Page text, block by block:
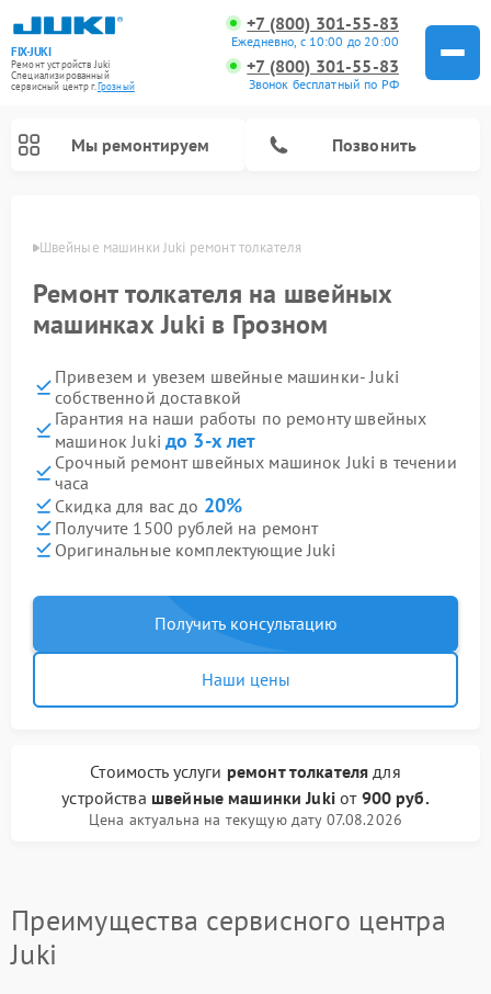
FIX-JUKI
Ремонт устройств Juki
Специализированный
cервисный центр г.Грозный
+7 (800) 301-55-83
Ежедневно, с 10:00 до 20:00
+7 (800) 301-55-83
Звонок бесплатный по РФ
Мы ремонтируем Позвонить
Швейные машинки Juki ремонт толкателя
Ремонт толкателя на швейных
машинках Juki в Грозном
Привезем и увезем швейные машинки- Juki
собственной доставкой
Гарантия на наши работы по ремонту швейных
машинок Juki до 3-х лет
Срочный ремонт швейных машинок Juki в течении
часа
Скидка для вас до 20%
Получите 1500 рублей на ремонт
Оригинальные комплектующие Juki
Получить консультацию
Наши цены
Стоимость услуги ремонт толкателя для
устройства швейные машинки Jukiот 900 руб.
Цена актуальна на текущую дату 07.08.2026
Преимущества сервисного центра
Juki